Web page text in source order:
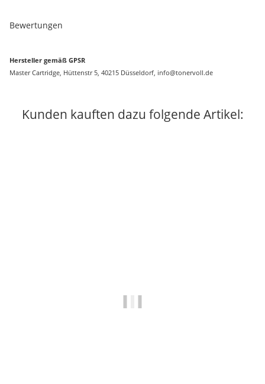
Bewertungen
Hersteller gemäß GPSR
Master Cartridge, Hüttenstr 5, 40215 Düsseldorf, info@tonervoll.de
Kunden kauften dazu folgende Artikel: